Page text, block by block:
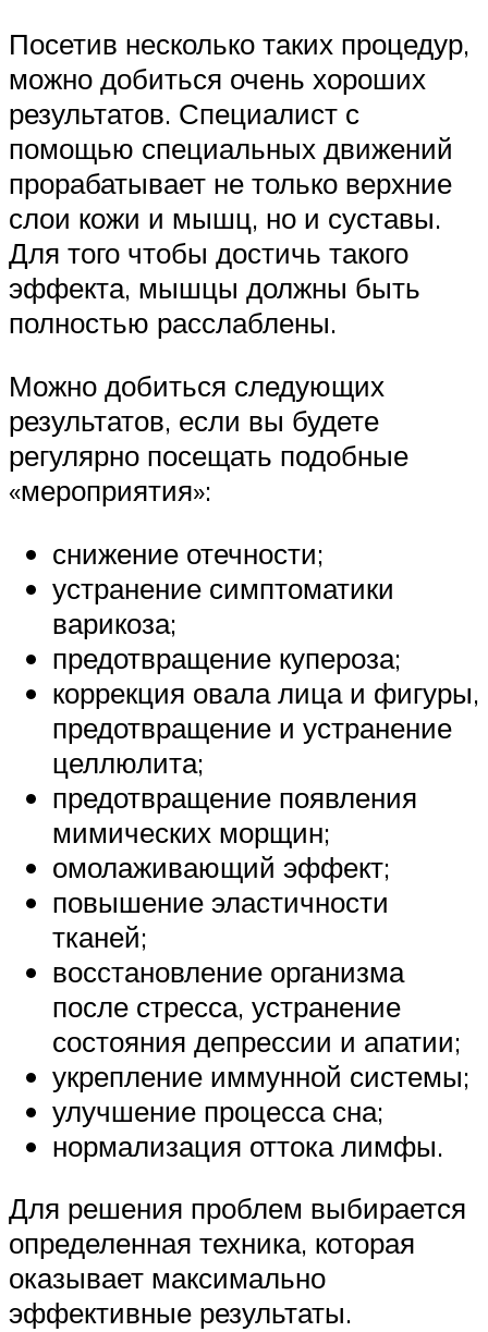
Посетив несколько таких процедур,
можно добиться очень хороших
результатов. Специалист с
помощью специальных движений
прорабатывает не только верхние
слои кожи и мышц, но и суставы.
Для того чтобы достичь такого
эффекта, мышцы должны быть
полностью расслаблены.
Можно добиться следующих
результатов, если вы будете
регулярно посещать подобные
«мероприятия»:
снижение отечности;
устранение симптоматики
варикоза;
предотвращение купероза;
коррекция овала лица и фигуры,
предотвращение и устранение
целлюлита;
предотвращение появления
мимических морщин;
омолаживающий эффект;
повышение эластичности
тканей;
восстановление организма
после стресса, устранение
состояния депрессии и апатии;
укрепление иммунной системы;
улучшение процесса сна;
нормализация оттока лимфы.
Для решения проблем выбирается
определенная техника, которая
оказывает максимально
эффективные результаты.